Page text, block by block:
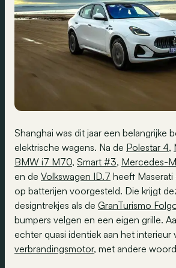
Shanghai was dit jaar een belangrijke
elektrische wagens. Na de Polestar 4,
BMW i7 M70, Smart #3, Mercedes-
en de Volkswagen ID.7 heeft Maserati
op batterijen voorgesteld. Die krijgt
designtrekjes als de GranTurismo
bumpers velgen en een eigen grille.
echter quasi identiek aan het interieur
verbrandingsmotor, met andere